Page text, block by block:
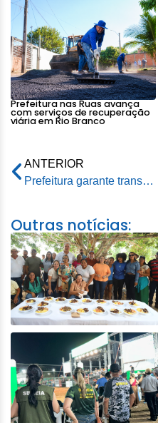
Prefeitura nas Ruas avança
com serviços de recuperação
viária em Rio Branco
ANTERIOR
Prefeitura garante transporte de produção e travessia de ribeirinhos isolados na zona rural de Rio Branco
Outras notícias: